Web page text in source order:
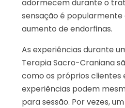
adormecem durante o
sensação é popularmente
aumento de endorfinas.
As experiências durante
Terapia Sacro-Craniana
como os próprios clientes
experiências podem
para sessão. Por vezes,